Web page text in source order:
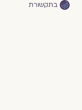
בתקשורת